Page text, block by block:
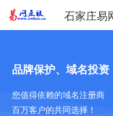
石家庄易
品牌保护、域名投
您值得依赖的域名注册商
百万客户的共同选择！